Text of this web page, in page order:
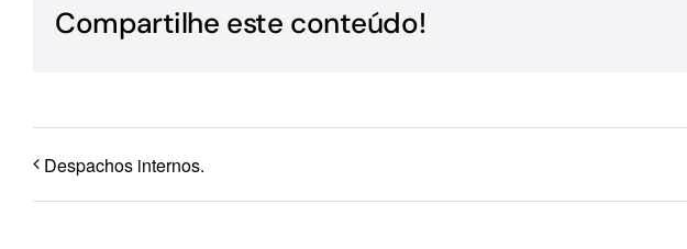
Para os negócios voltados aos serviços do setor de
turismo
Financiamentos
Compartilhe este conteúdo!
Despachos internos.